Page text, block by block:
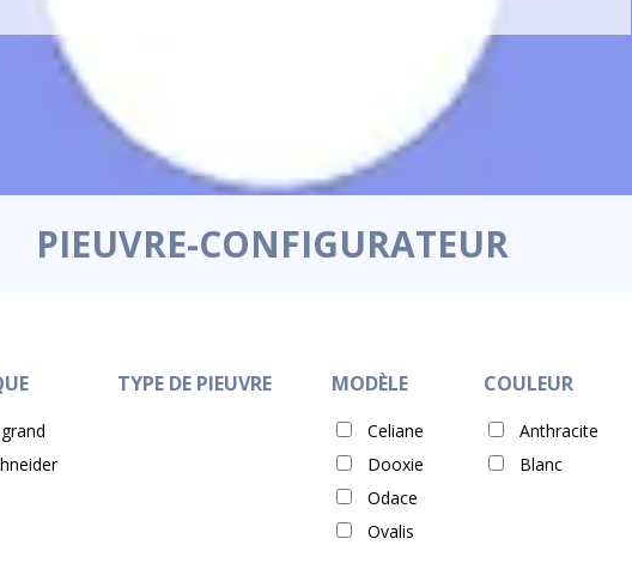
PIEUVRE-CONFIGURATEUR
TYPE DE PIEUVRE MODÈLE
Celiane
Dooxie
Odace
Ovalis
COULEUR
Anthracite
Blanc